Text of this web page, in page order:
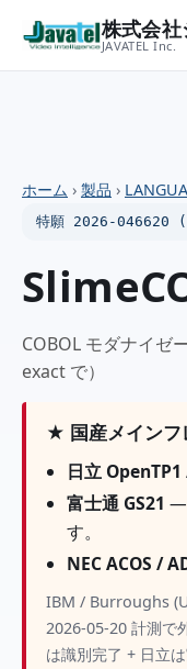
株式会
JAVATEL Inc.
ホーム › 製品 ›
特願 2026-046620
COBOL モダナイゼ
exact で）
★ 国産メインフ
日立 OpenTP1
富士通 GS21 —
す。
NEC ACOS /
IBM / Burroughs
2026-05-20 計測で
は識別完了 + 日立